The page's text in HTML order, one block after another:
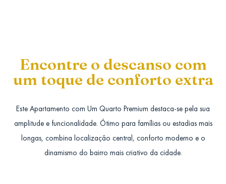
Encontre o descanso com
um toque de conforto extra
Este Apartamento com Um Quarto Premium destaca-se pela sua
amplitude e funcionalidade. Ótimo para famílias ou estadias mais
longas, combina localização central, conforto moderno e o
dinamismo do bairro mais criativo da cidade.